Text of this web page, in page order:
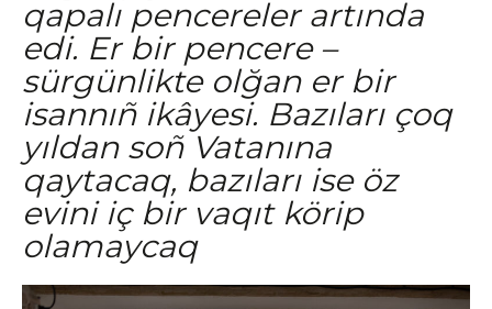
qapalı pencereler artında
edi. Er bir pencere –
sürgünlikte olğan er bir
isannıñ ikâyesi. Bazıları çoq
yıldan soñ Vatanına
qaytacaq, bazıları ise öz
evini iç bir vaqıt körip
olamaycaq